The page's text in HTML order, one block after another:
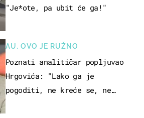
"Je*ote, pa ubit će ga!"
AU, OVO JE RUŽNO
Poznati analitičar popljuvao
Hrgovića: "Lako ga je
pogoditi, ne kreće se, ne